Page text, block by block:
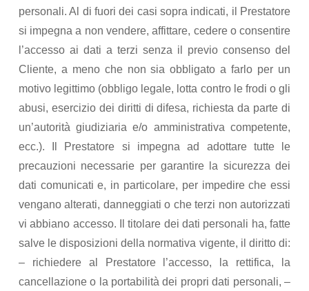
personali. Al di fuori dei casi sopra indicati, il Prestatore
si impegna a non vendere, affittare, cedere o consentire
l’accesso ai dati a terzi senza il previo consenso del
Cliente, a meno che non sia obbligato a farlo per un
motivo legittimo (obbligo legale, lotta contro le frodi o gli
abusi, esercizio dei diritti di difesa, richiesta da parte di
un’autorità giudiziaria e/o amministrativa competente,
ecc.). Il Prestatore si impegna ad adottare tutte le
precauzioni necessarie per garantire la sicurezza dei
dati comunicati e, in particolare, per impedire che essi
vengano alterati, danneggiati o che terzi non autorizzati
vi abbiano accesso. Il titolare dei dati personali ha, fatte
salve le disposizioni della normativa vigente, il diritto di:
– richiedere al Prestatore l’accesso, la rettifica, la
cancellazione o la portabilità dei propri dati personali, –